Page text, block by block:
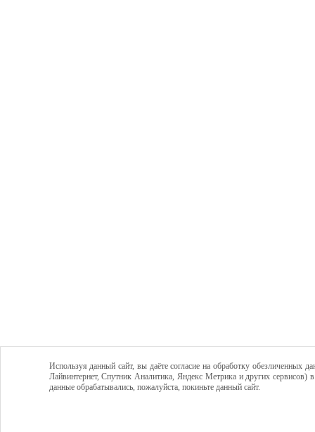
Используя данный сайт, вы даёте согласие на обработку обезличенных
Лайвинтернет, Спутник Аналитика, Яндекс Метрика и других сервисов)
данные обрабатывались, пожалуйста, покиньте данный сайт.